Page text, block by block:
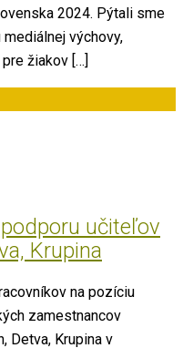
2024. Pýtali sme
výchovy,
žiakov […]
učiteľov
Krupina
na pozíciu
zamestnancov
Detva, Krupina v